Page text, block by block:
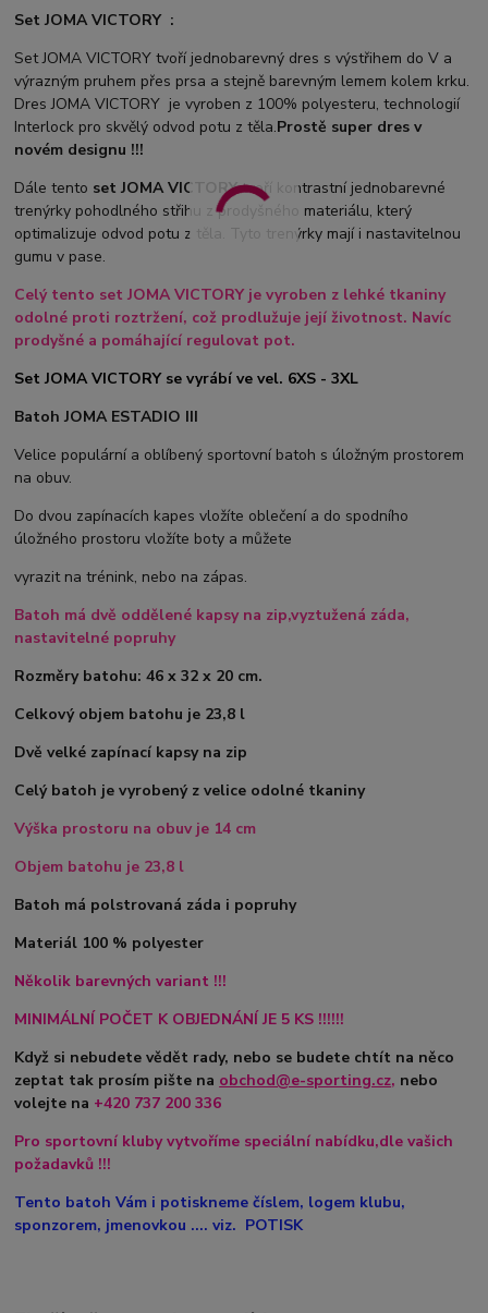
Set JOMA VICTORY :
Set JOMA VICTORY tvoří jednobarevný dres s výstřihem do V a
výrazným pruhem přes prsa a stejně barevným lemem kolem krku.
Dres JOMA VICTORY je vyroben z 100% polyesteru, technologií
Interlock pro skvělý odvod potu z těla.Prostě super dres v
novém designu !!!
Dále tento set JOMA VICTORYtvoří kontrastní jednobarevné
trenýrky pohodlného střihu z prodyšného materiálu, který
optimalizuje odvod potu z těla. Tyto trenýrky mají i nastavitelnou
gumu v pase.
Celý tento set JOMA VICTORY je vyroben z lehké tkaniny
odolné proti roztržení, což prodlužuje její životnost. Navíc
prodyšné a pomáhající regulovat pot.
Set JOMA VICTORY se vyrábí ve vel. 6XS - 3XL
Batoh JOMA ESTADIO III
Velice populární a oblíbený sportovní batoh s úložným prostorem
na obuv.
Do dvou zapínacích kapes vložíte oblečení a do spodního
úložného prostoru vložíte boty a můžete
vyrazit na trénink, nebo na zápas.
Batoh má dvě oddělené kapsy na zip,vyztužená záda,
nastavitelné popruhy
Rozměry batohu: 46 x 32 x 20 cm.
Celkový objem batohu je 23,8 l
Dvě velké zapínací kapsy na zip
Celý batoh je vyrobený z velice odolné tkaniny
Výška prostoru na obuv je 14 cm
Objem batohu je 23,8 l
Batoh má polstrovaná záda i popruhy
Materiál 100 % polyester
Několik barevných variant !!!
MINIMÁLNÍ POČET K OBJEDNÁNÍ JE 5 KS !!!!!!
Když si nebudete vědět rady, nebo se budete chtít na něco
zeptat tak prosím pište na obchod@e-sporting.cz, nebo
volejte na +420 737 200 336
Pro sportovní kluby vytvoříme speciální nabídku,dle vašich
požadavků !!!
Tento batoh Vám i potiskneme číslem, logem klubu,
sponzorem, jmenovkou .... viz. POTISK